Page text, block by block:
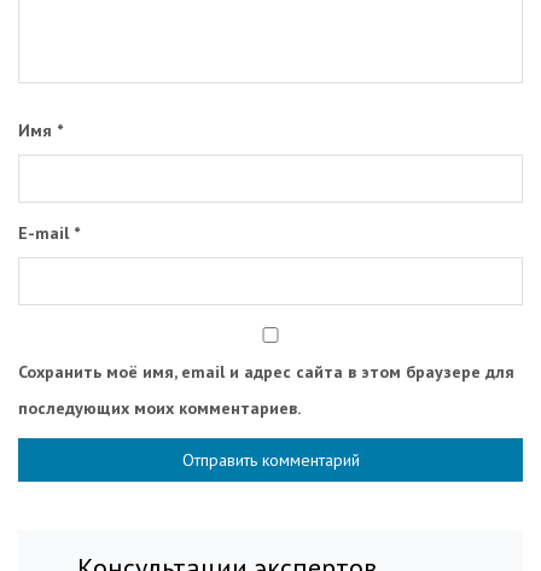
Имя *
E-mail *
Сохранить моё имя, email и адрес сайта в этом браузере для
последующих моих комментариев.